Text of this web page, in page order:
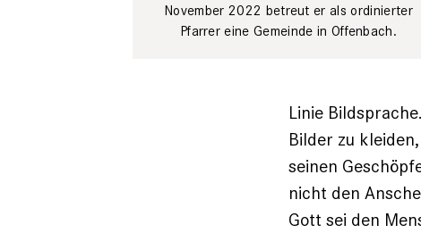
November 2022 betreut er als ordinierter
Pfarrer eine Gemeinde in Offenbach.
Linie
Bilder zu
seinen
nicht den
Gott sei den